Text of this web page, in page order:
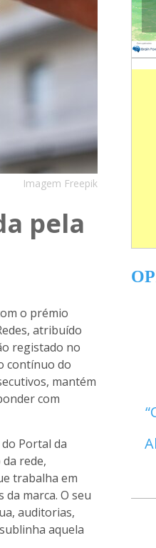
Imagem Freepik
pela
o prémio
atribuído
registado no
contínuo do
mantém
com
Portal da
rede,
trabalha em
marca. O seu
auditorias,
aquela